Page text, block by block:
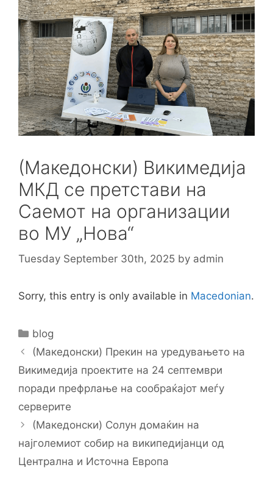
(Македонски) Викимедија
МКД се претстави на
Саемот на организации
во МУ „Нова“
Tuesday September 30th, 2025 by admin
Sorry, this entry is only available in Macedonian.
Categories
blog
Post
navigation
(Македонски) Прекин на уредувањето на
Викимедија проектите на 24 септември
поради префрлање на сообраќајот меѓу
серверите
(Македонски) Солун домаќин на
најголемиот собир на википедијанци од
Централна и Источна Европа